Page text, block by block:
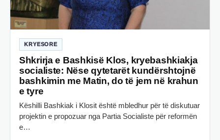
KRYESORE
Shkrirja e Bashkisë Klos, kryebashkiakja
socialiste: Nëse qytetarët kundërshtojnë
bashkimin me Matin, do të jem në krahun
e tyre
Këshilli Bashkiak i Klosit është mbledhur për të diskutuar
projektin e propozuar nga Partia Socialiste për reformën
e…